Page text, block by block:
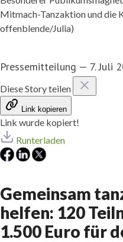
Mitmach-Tanzaktion und die
offenblende/Julia)
Pressemitteilung — 7. Juli
Diese Story teilen
Link kopieren
Link wurde kopiert!
Runterladen
Gemeinsam
helfen: 120
1.500 Euro für